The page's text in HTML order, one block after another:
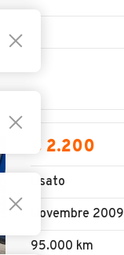
€ 2.200
Usato
Novembre 2009
95.000 km